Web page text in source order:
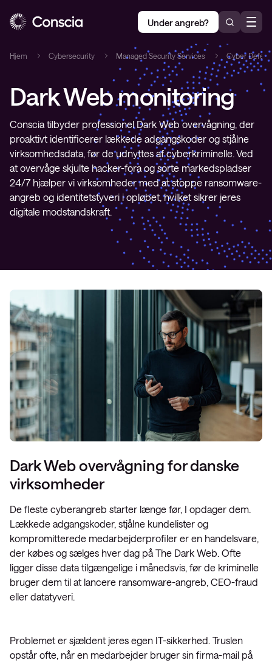
Under angreb?
Hjem Cybersecurity Managed Security Services Cyber
Dark Web monitoring
Conscia tilbyder professionel Dark Web overvågning, der
proaktivt identificerer lækkede adgangskoder og stjålne
virksomhedsdata, før de udnyttes af cyberkriminelle. Ved
at overvåge skjulte hacker-fora og sorte markedspladser
24/7 hjælper vi virksomheder med at stoppe ransomware-
angreb og identitetstyveri i opløbet, hvilket sikrer jeres
digitale modstandskraft.
Dark Web overvågning for danske
virksomheder
De fleste cyberangreb starter længe før, I opdager dem.
Lækkede adgangskoder, stjålne kundelister og
kompromitterede medarbejderprofiler er en handelsvare,
der købes og sælges hver dag på The Dark Web. Ofte
ligger disse data tilgængelige i månedsvis, før de kriminelle
bruger dem til at lancere ransomware-angreb, CEO-fraud
eller datatyveri.
Problemet er sjældent jeres egen IT-sikkerhed. Truslen
opstår ofte, når en medarbejder bruger sin firma-mail på